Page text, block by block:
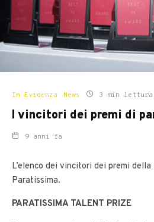
In Evidenza News 3 min lettura
I vincitori dei premi di
9 anni fa
L’elenco dei vincitori dei premi
Paratissima.
PARATISSIMA TALENT PRIZE